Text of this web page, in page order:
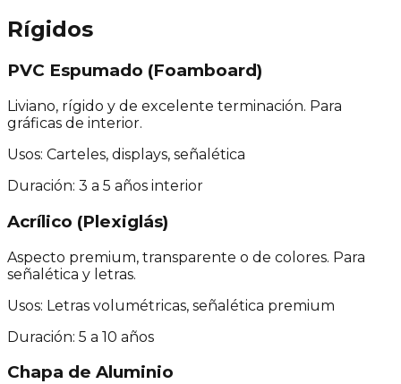
Rígidos
PVC Espumado (Foamboard)
Liviano, rígido y de excelente terminación. Para
gráficas de interior.
Usos: Carteles, displays, señalética
Duración: 3 a 5 años interior
Acrílico (Plexiglás)
Aspecto premium, transparente o de colores. Para
señalética y letras.
Usos: Letras volumétricas, señalética premium
Duración: 5 a 10 años
Chapa de Aluminio